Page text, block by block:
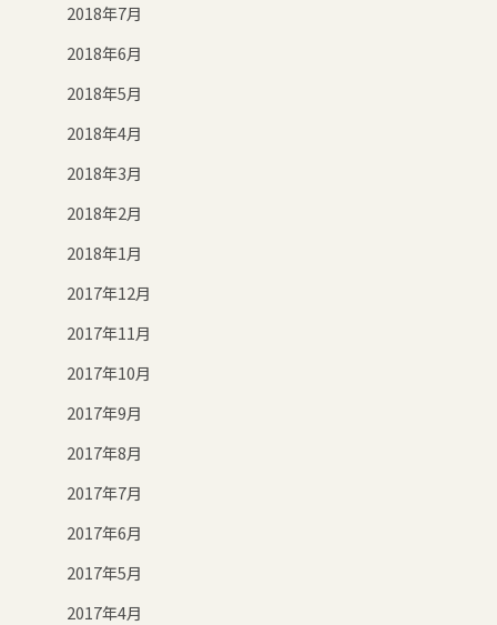
2018年7月
2018年6月
2018年5月
2018年4月
2018年3月
2018年2月
2018年1月
2017年12月
2017年11月
2017年10月
2017年9月
2017年8月
2017年7月
2017年6月
2017年5月
2017年4月